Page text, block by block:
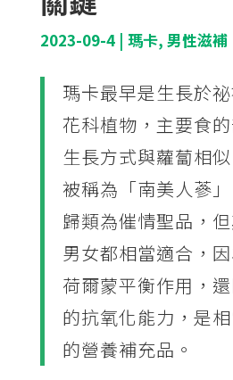
2023-09-4| 瑪卡, 男性滋補
瑪卡最早是生長於
花科植物，主要食
生長方式與蘿蔔相
被稱為「南美人蔘
歸類為催情聖品，
男女都相當適合，
荷爾蒙平衡作用，
的抗氧化能力，是
的營養補充品。